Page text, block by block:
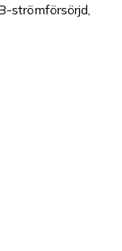
strömförsörjd,